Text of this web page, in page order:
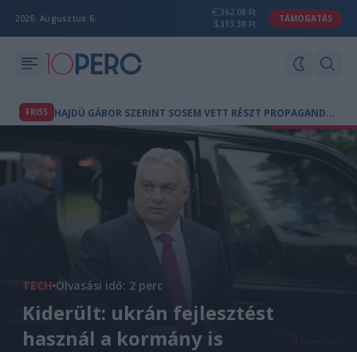
2026. Augusztus 6.
362.08 Ft
313.38 Ft
TÁMOGATÁS
FRISS H
AJDÚ GÁBOR SZERINT SOSEM VETT RÉSZT PROPAGANDAMŰSOROK KÉSZÍTÉSÉBEN
TECH Olvasási idő: 2 perc
Kiderült: ukrán fejlesztést
használ a kormány is